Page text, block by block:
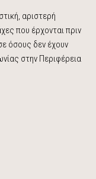
αριστερή
που έρχονται πριν
όσους δεν έχουν
στην Περιφέρεια